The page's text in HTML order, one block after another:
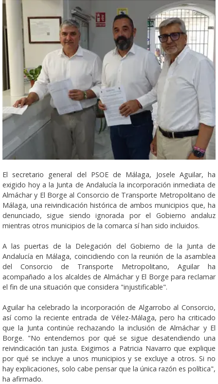
El secretario general del PSOE de Málaga, Josele Aguilar, ha
exigido hoy a la Junta de Andalucía la incorporación inmediata de
Almáchar y El Borge al Consorcio de Transporte Metropolitano de
Málaga, una reivindicación histórica de ambos municipios que, ha
denunciado, sigue siendo ignorada por el Gobierno andaluz
mientras otros municipios de la comarca sí han sido incluidos.
A las puertas de la Delegación del Gobierno de la Junta de
Andalucía en Málaga, coincidiendo con la reunión de la asamblea
del Consorcio de Transporte Metropolitano, Aguilar ha
acompañado a los alcaldes de Almáchar y El Borge para reclamar
el fin de una situación que considera "injustificable".
Aguilar ha celebrado la incorporación de Algarrobo al Consorcio,
así como la reciente entrada de Vélez-Málaga, pero ha criticado
que la Junta continúe rechazando la inclusión de Almáchar y El
Borge. "No entendemos por qué se sigue desatendiendo una
reivindicación tan justa. Exigimos a Patricia Navarro que explique
por qué se incluye a unos municipios y se excluye a otros. Si no
hay explicaciones, solo cabe pensar que la única razón es política",
ha afirmado.